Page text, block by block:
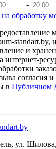
-
на обработку
standart.by,
и
согласия
в Публичном
ул.